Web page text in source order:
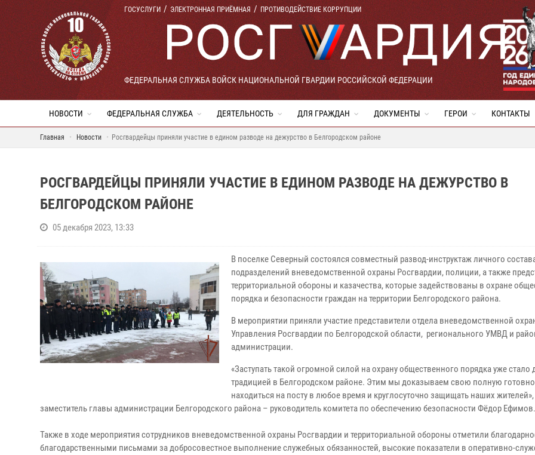
ГОСУСЛУГИ ЭЛЕКТРОННАЯ ПРИЁМНАЯ ПРОТИВОДЕЙСТВИЕ КОРРУПЦИИ
ФЕДЕРАЛЬНАЯ СЛУЖБА ВОЙСК НАЦИОНАЛЬНОЙ ГВАРДИИ РОССИЙСКОЙ ФЕДЕРАЦИИ
НОВОСТИ ФЕДЕРАЛЬНАЯ СЛУЖБА ДЕЯТЕЛЬНОСТЬ ДЛЯ ГРАЖДАН ДОКУМЕНТЫ ГЕРОИ КОНТАКТЫ
Главная Новости Росгвардейцы приняли участие в едином разводе на дежурство в Белгородском районе
РОСГВАРДЕЙЦЫ ПРИНЯЛИ УЧАСТИЕ В ЕДИНОМ РАЗВОДЕ НА ДЕЖУРСТВО В
БЕЛГОРОДСКОМ РАЙОНЕ
05 декабря 2023, 13:33
В поселке Северный состоялся совместный развод-инструктаж личного
подразделений вневедомственной охраны Росгвардии, полиции, а также
территориальной обороны и казачества, которые задействованы в охране
порядка и безопасности граждан на территории Белгородского района.
В мероприятии приняли участие представители отдела вневедомственной
Управления Росгвардии по Белгородской области, регионального УМВД и
администрации.
«Заступать такой огромной силой на охрану общественного порядка уже стало
традицией в Белгородском районе. Этим мы доказываем свою полную
находиться на посту в любое время и круглосуточно защищать наших
заместитель главы администрации Белгородского района – руководитель комитета по обеспечению безопасности Фёдор Ефимов.
Также в ходе мероприятия сотрудников вневедомственной охраны Росгвардии и территориальной обороны отметили
благодарственными письмами за добросовестное выполнение служебных обязанностей, высокие показатели в оперативно-